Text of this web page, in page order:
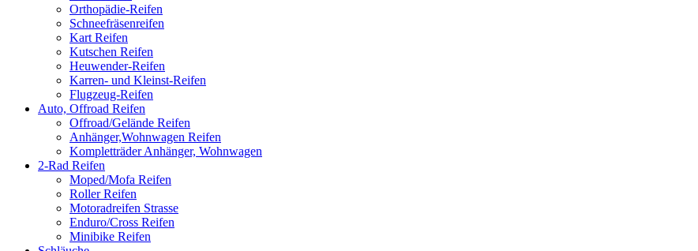
Orthopädie-Reifen
Schneefräsenreifen
Kart Reifen
Kutschen Reifen
Heuwender-Reifen
Karren- und Kleinst-Reifen
Flugzeug-Reifen
Auto, Offroad Reifen
Offroad/Gelände Reifen
Anhänger,Wohnwagen Reifen
Kompletträder Anhänger, Wohnwagen
2-Rad Reifen
Moped/Mofa Reifen
Roller Reifen
Motoradreifen Strasse
Enduro/Cross Reifen
Minibike Reifen